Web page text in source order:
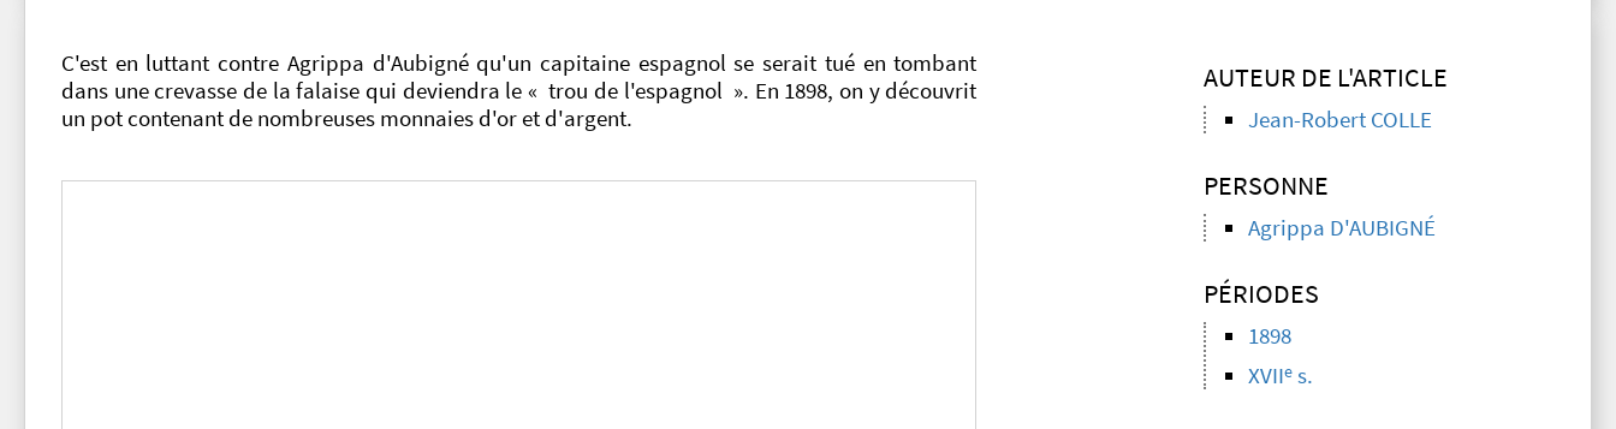
C'est en luttant contre Agrippa d'Aubigné qu'un capitaine espagnol se serait tué en tombant
dans une crevasse de la falaise qui deviendra le « trou de l'espagnol ». En 1898, on y découvrit
un pot contenant de nombreuses monnaies d'or et d'argent.
AUTEUR DE L'ARTICLE
Jean-Robert COLLE
PERSONNE
Agrippa D'AUBIGNÉ
PÉRIODES
1898
XVIIe s.